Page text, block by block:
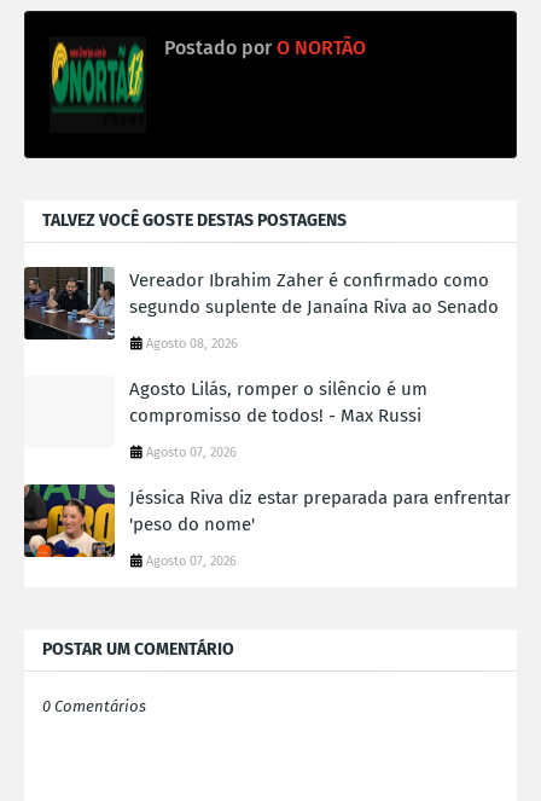
Postado por O NORTÃO
TALVEZ VOCÊ GOSTE DESTAS POSTAGENS
Vereador Ibrahim Zaher é confirmado como
segundo suplente de Janaína Riva ao Senado
Agosto 08, 2026
Agosto Lilás, romper o silêncio é um
compromisso de todos! - Max Russi
Agosto 07, 2026
Jéssica Riva diz estar preparada para enfrentar
'peso do nome'
Agosto 07, 2026
POSTAR UM COMENTÁRIO
0 Comentários